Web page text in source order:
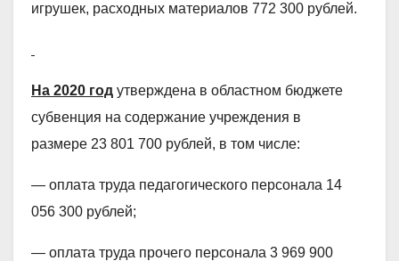
игрушек, расходных материалов 772 300 рублей.
На 2020 год утверждена в областном бюджете
субвенция на содержание учреждения в
размере 23 801 700 рублей, в том числе:
— оплата труда педагогического персонала 14
056 300 рублей;
— оплата труда прочего персонала 3 969 900